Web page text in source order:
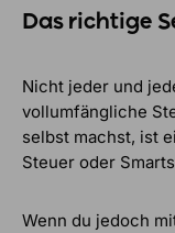
Das richtige
Nicht jeder und
vollumfängliche
selbst machst, ist
Steuer oder
Wenn du jedoch